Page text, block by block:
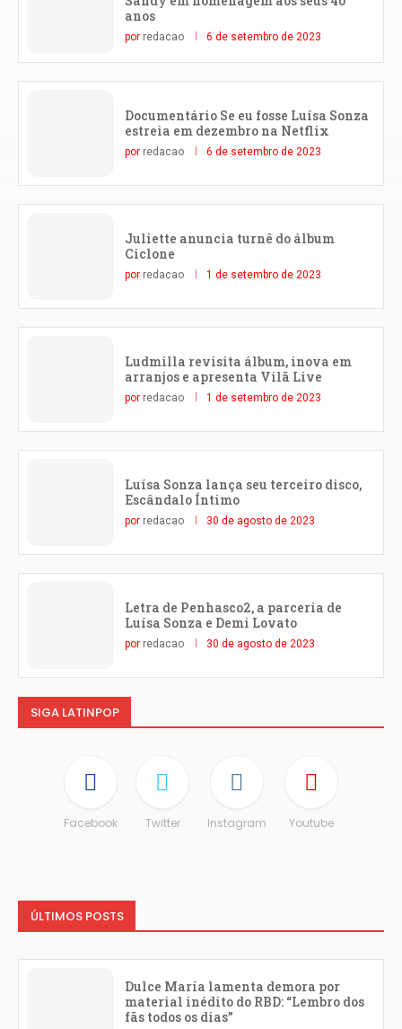
anos
por redacao 6 de setembro de 2023
Documentário Se eu fosse Luísa Sonza
estreia em dezembro na Netflix
por redacao 6 de setembro de 2023
Juliette anuncia turnê do álbum
Ciclone
por redacao 1 de setembro de 2023
Ludmilla revisita álbum, inova em
arranjos e apresenta Vilã Live
por redacao 1 de setembro de 2023
Luísa Sonza lança seu terceiro disco,
Escândalo Íntimo
por redacao 30 de agosto de 2023
Letra de Penhasco2, a parceria de
Luísa Sonza e Demi Lovato
por redacao 30 de agosto de 2023
SIGA LATINPOP
Facebook Twitter Instagram Youtube
ÚLTIMOS POSTS
Dulce María lamenta demora por
material inédito do RBD: “Lembro dos
fãs todos os dias”